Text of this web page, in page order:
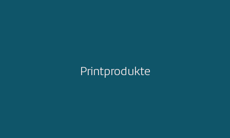
Printprodukte